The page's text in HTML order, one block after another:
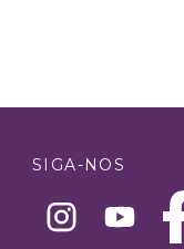
SIGA-NOS